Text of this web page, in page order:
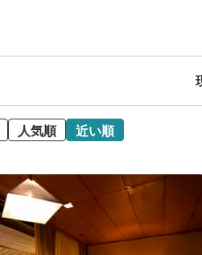
人気順 近い順